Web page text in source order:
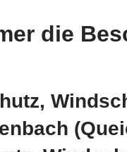
die